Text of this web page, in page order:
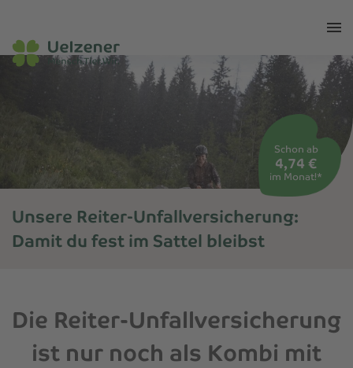
Unsere Reiter-Unfallversicherung:
Damit du fest im Sattel bleibst
Schon ab
4,74 €
im Monat!*
Die Reiter-Unfallversicherung
ist nur noch als Kombi mit